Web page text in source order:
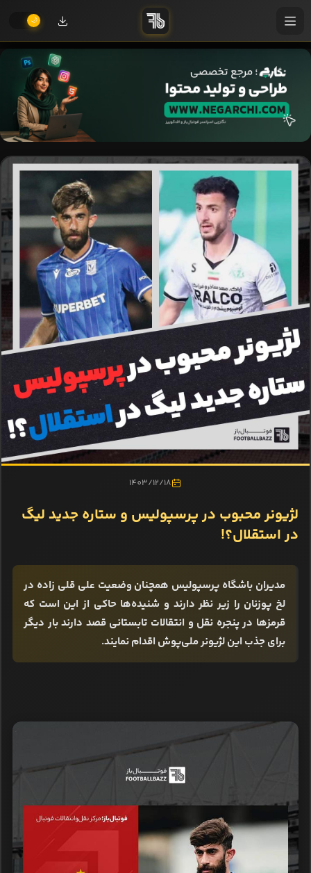
1403/12/18
لژیونر محبوب در پرسپولیس و ستاره جدید لیگ
در استقلال؟!
مدیران باشگاه پرسپولیس همچنان وضعیت علی قلی زاده در
لخ پوزنان را زیر نظر دارند و شنیده‌ها حاکی از این است که
قرمزها در پنجره نقل و انتقالات تابستانی قصد دارند بار دیگر
برای جذب این لژیونر ملی‌پوش اقدام نمایند.